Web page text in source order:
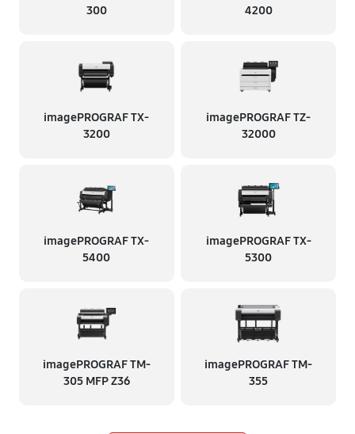
300
4200
imagePROGRAF TX-
3200
imagePROGRAF TZ-
32000
imagePROGRAF TX-
5400
imagePROGRAF TX-
5300
imagePROGRAF TM-
305 MFP Z36
imagePROGRAF TM-
355